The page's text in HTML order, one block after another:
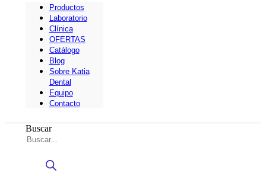
Productos
Laboratorio
Clínica
OFERTAS
Catálogo
Blog
Sobre Katia
Dental
Equipo
Contacto
Buscar